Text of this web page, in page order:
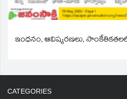
ఇంధనం, ఆవిష్కరణలు,
CATEGORIES